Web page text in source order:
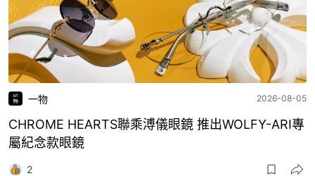
一物 2026-08-05
CHROME HEARTS聯乘溥儀眼鏡 推出WOLFY-ARI專
屬紀念款眼鏡
2